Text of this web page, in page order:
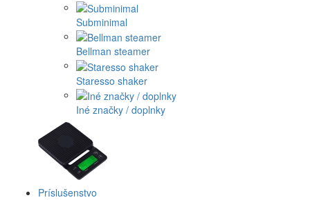
Subminimal
Bellman steamer
Staresso shaker
Iné značky / doplnky
Príslušenstvo